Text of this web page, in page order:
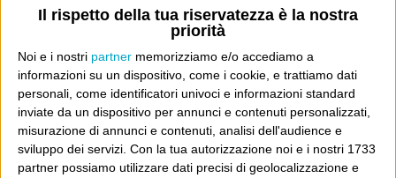
Il rispetto della tua riservatezza è la nostra
priorità
Noi e i nostri partner memorizziamo e/o accediamo a
informazioni su un dispositivo, come i cookie, e trattiamo dati
personali, come identificatori univoci e informazioni standard
inviate da un dispositivo per annunci e contenuti personalizzati,
misurazione di annunci e contenuti, analisi dell'audience e
sviluppo dei servizi. Con la tua autorizzazione noi e i nostri 1733
partner possiamo utilizzare dati precisi di geolocalizzazione e
Leggi il Post, magari ti piace
Luca Sofri Wittgenstein